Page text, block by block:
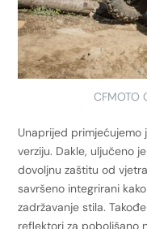
CFMOTO
Unaprijed primjećujemo
verziju. Dakle, uljučeno
dovoljnu zaštitu od
savršeno integrirani
zadržavanje stila.
reflektori za poboljšano